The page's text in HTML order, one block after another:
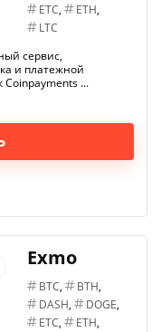
ETC, ETH,
LTC
сервис,
и платежной
...
Exmo
BTC, BTH,
DASH, DOGE,
ETC, ETH,